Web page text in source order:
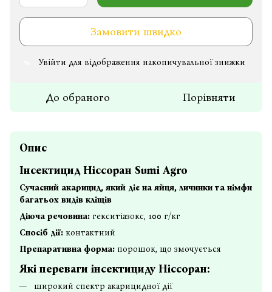
Замовити швидко
Увійти для відображення накопичувальної знижки
До обраного Порівняти
Опис
Інсектицид Ніссоран Sumi Agro
Сучасний акарицид, який діє на яйця, личинки та німфи
багатьох видів кліщів
Діюча речовина: гекситіазокс, 100 г/кг
Спосіб дії: контактний
Препаративна форма: порошок, що змочується
Які переваги інсектициду Ніссоран:
широкий спектр акарицидної дії